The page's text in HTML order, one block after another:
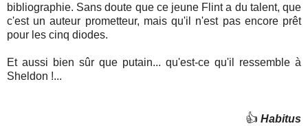
bibliographie. Sans doute que ce jeune Flint a du talent, que
c'est un auteur prometteur, mais qu'il n'est pas encore prêt
pour les cinq diodes.
Et aussi bien sûr que putain... qu'est-ce qu'il ressemble à
Sheldon !...
👍 Habitus